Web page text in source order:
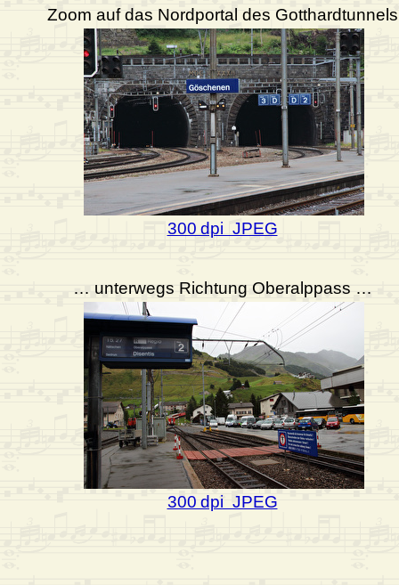
Zoom auf das Nordportal des Gotthardtunnels
300 dpi JPEG
… unterwegs Richtung Oberalppass …
300 dpi JPEG